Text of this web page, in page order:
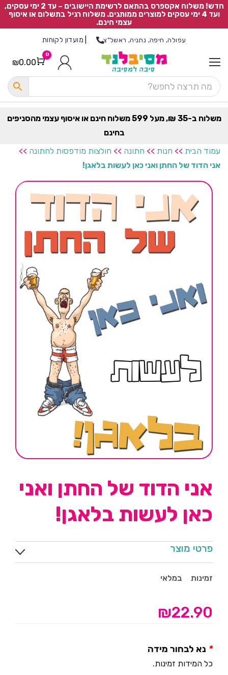
חדש! משלוח אקספרס בהתאם לרשימת היישובים – עד 2 ימי עסקים,
ועד 4 ימי עסקים למוצרים ממותגים. משלוח רגיל בתשלום או איסוף
עצמי חינם.
עפולה, חיפה, נתניה, ראשל"צ מועדון לקוחות
Cart
0
₪0.00
משלוח ב-35 ₪, מעל 599 משלוח חינם או איסוף עצמי מהסניפים
בחינם
עמוד הבית >> חנות >> חתונה >> חולצות מודפסות לחתונה >>
אני הדוד של החתן ואני כאן לעשות בלאגן!
אני הדוד של החתן ואני
כאן לעשות בלאגן!
פרטי מוצר
זמינות במלאי
₪22.90
נא לבחור מידה *
כל המידות זמינות.